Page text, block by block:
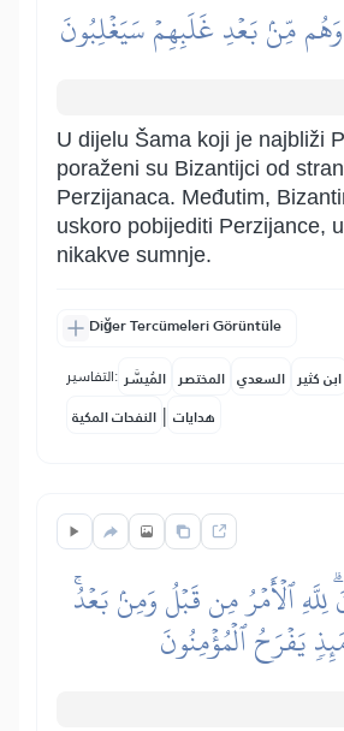
وَهُم مِّنۢ بَعۡدِ غَلَبِهِمۡ سَيَغۡلِبُونَ
U dijelu Šama koji je najbliži
poraženi su Bizantijci od
Perzijanaca. Međutim,
uskoro pobijediti Perzijance,
nikakve sumnje.
Diğer Tercümeleri Görüntüle
التفاسير: المُيسَّر المختصر السعدي ابن كثير
النفحات المكية | هدايات
ٱلۡأَمۡرُ مِن قَبۡلُ وَمِنۢ بَعۡدُۚ
يَفۡرَحُ ٱلۡمُؤۡمِنُونَ